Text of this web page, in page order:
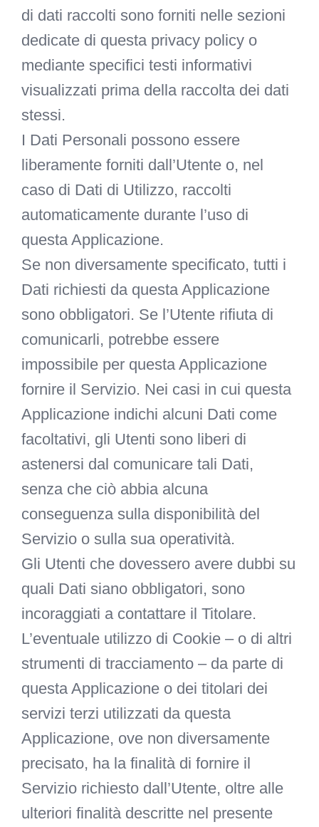
di dati raccolti sono forniti nelle sezioni
dedicate di questa privacy policy o
mediante specifici testi informativi
visualizzati prima della raccolta dei dati
stessi.
I Dati Personali possono essere
liberamente forniti dall’Utente o, nel
caso di Dati di Utilizzo, raccolti
automaticamente durante l’uso di
questa Applicazione.
Se non diversamente specificato, tutti i
Dati richiesti da questa Applicazione
sono obbligatori. Se l’Utente rifiuta di
comunicarli, potrebbe essere
impossibile per questa Applicazione
fornire il Servizio. Nei casi in cui questa
Applicazione indichi alcuni Dati come
facoltativi, gli Utenti sono liberi di
astenersi dal comunicare tali Dati,
senza che ciò abbia alcuna
conseguenza sulla disponibilità del
Servizio o sulla sua operatività.
Gli Utenti che dovessero avere dubbi su
quali Dati siano obbligatori, sono
incoraggiati a contattare il Titolare.
L’eventuale utilizzo di Cookie – o di altri
strumenti di tracciamento – da parte di
questa Applicazione o dei titolari dei
servizi terzi utilizzati da questa
Applicazione, ove non diversamente
precisato, ha la finalità di fornire il
Servizio richiesto dall’Utente, oltre alle
ulteriori finalità descritte nel presente